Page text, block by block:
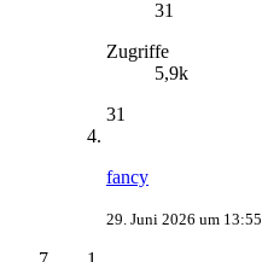
31
Zugriffe
5,9k
31
fancy
29. Juni 2026 um 13:55